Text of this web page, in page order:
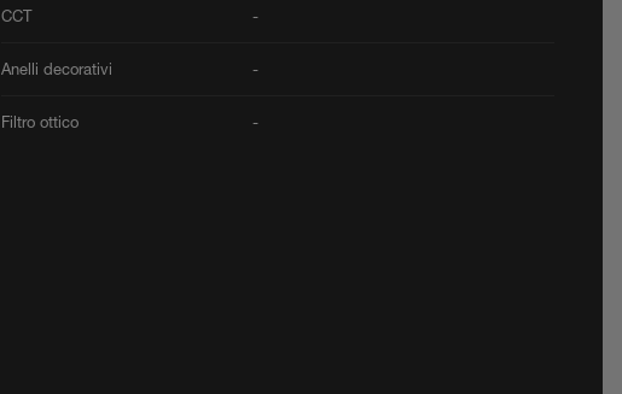
CCT -
Anelli decorativi -
Filtro ottico -